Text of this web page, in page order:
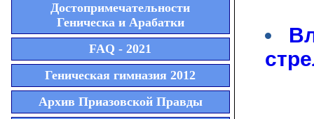
Достопримечательности
Геническа и Арабатки
FAQ - 2021
Геническая гимназия 2012
Архив Приазовской Правды